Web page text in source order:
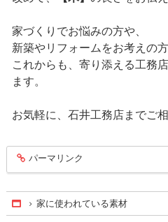
家づくりでお悩みの方や、
新築やリフォームをお考えの方
これからも、寄り添える工務
ます。
お気軽に、石井工務店までご
entry175
パーマリンク
Home
家に使われている素材